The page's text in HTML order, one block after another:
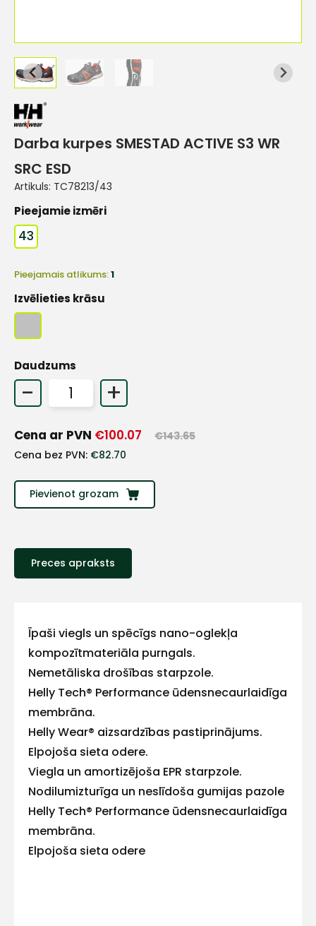
Darba kurpes SMESTAD ACTIVE S3 WR
SRC ESD
Artikuls: TC78213/43
Pieejamie izmēri
43
Pieejamais atlikums:1
Izvēlieties krāsu
Daudzums
- +
Cena ar PVN €100.07 €143.65
Cena bez PVN: €82.70
Pievienot grozam
Preces apraksts
Īpaši viegls un spēcīgs nano-oglekļa
kompozītmateriāla purngals.
Nemetāliska drošības starpzole.
Helly Tech® Performance ūdensnecaurlaidīga
membrāna.
Helly Wear® aizsardzības pastiprinājums.
Elpojoša sieta odere.
Viegla un amortizējoša EPR starpzole.
Nodilumizturīga un neslīdoša gumijas pazole
Helly Tech® Performance ūdensnecaurlaidīga
membrāna.
Elpojoša sieta odere
ar
mums!
Atbildēsim
ātrāk
+